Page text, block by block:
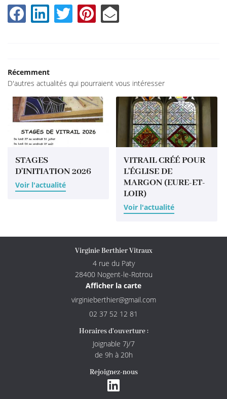
Accueil
Restauration
d'initiation
Galerie
02 37 52 12
Récemment
D'autres actualités qui pourraient vous intéresser
STAGES
D'INITIATION 2026
Voir l'actualité
VITRAIL CRÉÉ POUR
L'ÉGLISE DE
MARGON (EURE-ET-
LOIR)
Voir l'actualité
Virginie Berthier Vitraux
4 rue du Paty
28400 Nogent-le-Rotrou
Afficher la carte
02 37 52 12 81
Horaires d'ouverture :
Joignable 7j/7
de 9h à 20h
Rejoignez-nous